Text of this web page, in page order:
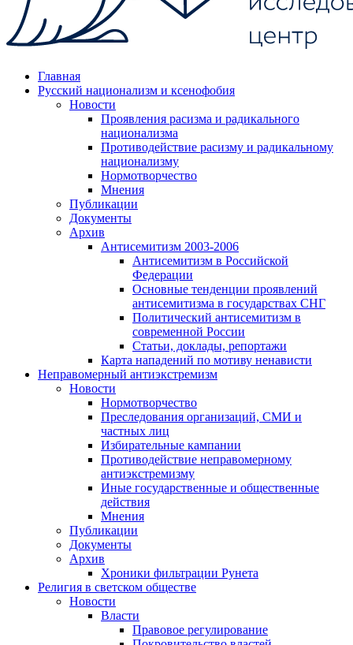
Главная
Русский национализм и ксенофобия
Новости
Проявления расизма и радикального
национализма
Противодействие расизму и радикальному
национализму
Нормотворчество
Мнения
Публикации
Документы
Архив
Антисемитизм 2003-2006
Антисемитизм в Российской
Федерации
Основные тенденции проявлений
антисемитизма в государствах СНГ
Политический антисемитизм в
современной России
Статьи, доклады, репортажи
Карта нападений по мотиву ненависти
Неправомерный антиэкстремизм
Новости
Нормотворчество
Преследования организаций, СМИ и
частных лиц
Избирательные кампании
Противодействие неправомерному
антиэкстремизму
Иные государственные и общественные
действия
Мнения
Публикации
Документы
Архив
Хроники фильтрации Рунета
Религия в светском обществе
Новости
Власти
Правовое регулирование